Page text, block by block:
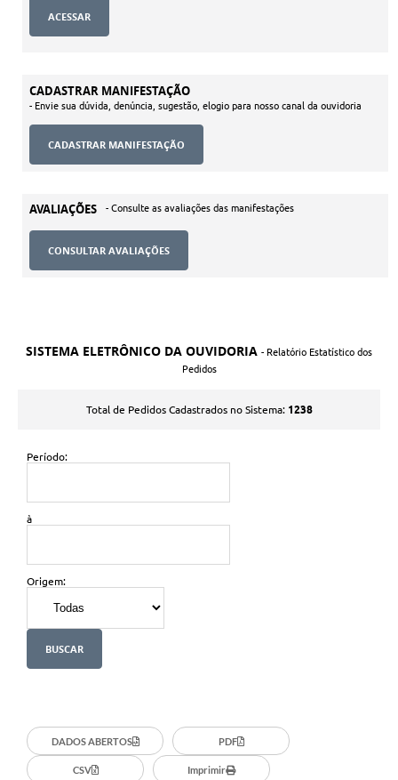
CADASTRAR MANIFESTAÇÃO
- Envie sua dúvida, denúncia, sugestão, elogio para nosso canal da ouvidoria
AVALIAÇÕES - Consulte as avaliações das manifestações
CONSULTAR AVALIAÇÕES
SISTEMA ELETRÔNICO DA OUVIDORIA - Relatório Estatístico dos
Pedidos
Total de Pedidos Cadastrados no Sistema: 1238
Período:
à
Origem:
DADOS ABERTOS PDF
CSV Imprimir